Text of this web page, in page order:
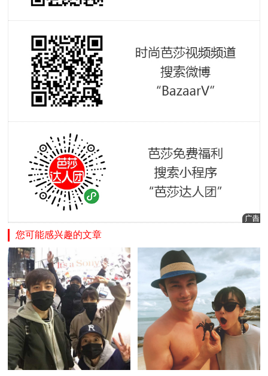
您可能感兴趣的文章